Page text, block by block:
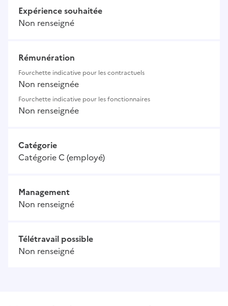
Expérience souhaitée
Non renseigné
Rémunération
Fourchette indicative pour les contractuels
Non renseignée
Fourchette indicative pour les fonctionnaires
Non renseignée
Catégorie
Catégorie C (employé)
Management
Non renseigné
Télétravail possible
Non renseigné